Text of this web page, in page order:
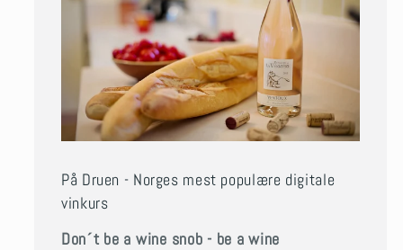
På Druen - Norges mest populære digitale
vinkurs
Don´t be a wine snob - be a wine